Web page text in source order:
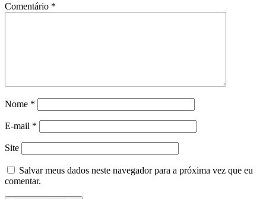
Comentário *
Nome *
E-mail *
Site
Salvar meus dados neste navegador para a próxima vez que eu
comentar.